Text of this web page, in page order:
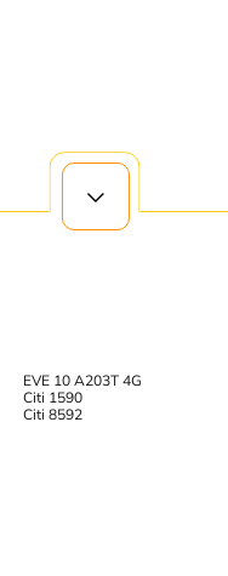
EVE 10 A203T 4G
Citi 1590
Citi 8592